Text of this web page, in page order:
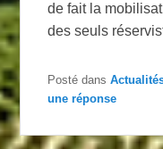
de fait la
des seuls
Posté dans
une réponse